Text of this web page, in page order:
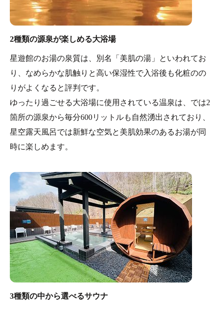
2種類の源泉が楽しめる大浴場
星遊館のお湯の泉質は、別名「美肌の湯」といわれてお
り、なめらかな肌触りと高い保湿性で入浴後も化粧のの
りがよくなると評判です。
ゆったり過ごせる大浴場に使用されている温泉は、では2
箇所の源泉から毎分600リットルも自然湧出されており、
星空露天風呂では新鮮な空気と美肌効果のあるお湯が同
時に楽しめます。
3種類の中から選べるサウナ